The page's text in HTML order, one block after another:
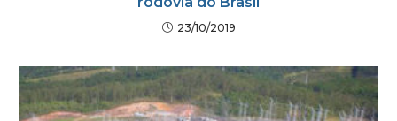
23/10/2019